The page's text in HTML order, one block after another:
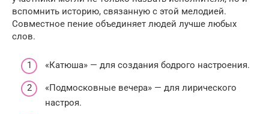
вспомнить историю, связанную с этой мелодией.
Совместное пение объединяет людей лучше любых
слов.
«Катюша» — для создания бодрого настроения.
«Подмосковные вечера» — для лирического
настроя.